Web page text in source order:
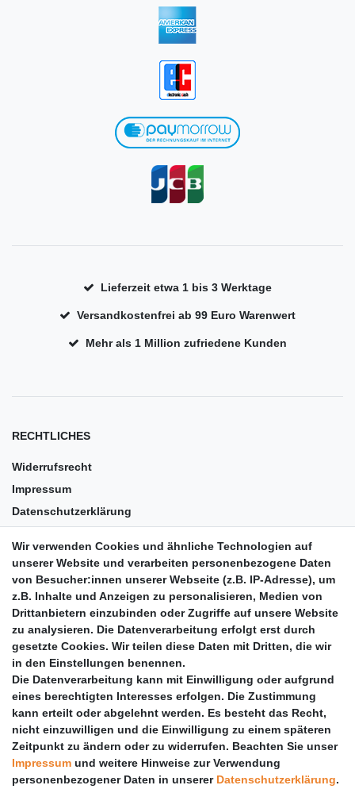
Lieferzeit etwa 1 bis 3 Werktage
Versandkostenfrei ab 99 Euro Warenwert
Mehr als 1 Million zufriedene Kunden
RECHTLICHES
Widerrufsrecht
Impressum
Datenschutzerklärung
Barrierefreiheit
Anleitungen
Vertrag widerrufen
PARTNER
DHL
GLS
PaketPLUS
SPONSORING
Wir verwenden Cookies und ähnliche Technologien auf
unserer Website und verarbeiten personenbezogene Daten
von Besucher:innen unserer Webseite (z.B. IP-Adresse), um
z.B. Inhalte und Anzeigen zu personalisieren, Medien von
Drittanbietern einzubinden oder Zugriffe auf unsere Website
zu analysieren. Die Datenverarbeitung erfolgt erst durch
gesetzte Cookies. Wir teilen diese Daten mit Dritten, die wir
in den Einstellungen benennen.
Die Datenverarbeitung kann mit Einwilligung oder aufgrund
eines berechtigten Interesses erfolgen. Die Zustimmung
kann erteilt oder abgelehnt werden. Es besteht das Recht,
nicht einzuwilligen und die Einwilligung zu einem späteren
Zeitpunkt zu ändern oder zu widerrufen. Beachten Sie unser
Impressum und weitere Hinweise zur Verwendung
personenbezogener Daten in unserer Daten­schutz­erklärung.